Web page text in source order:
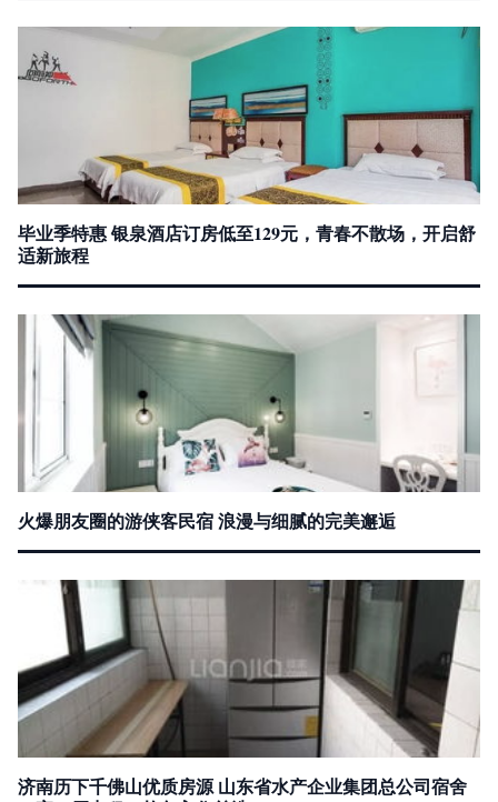
毕业季特惠 银泉酒店订房低至129元，青春不散场，开启舒
适新旅程
火爆朋友圈的游侠客民宿 浪漫与细腻的完美邂逅
济南历下千佛山优质房源 山东省水产企业集团总公司宿舍